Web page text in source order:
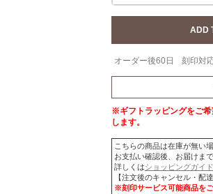
オーダー後60日 刻印対
※ギフトラッピングをご希
します。
こちらの商品は在庫が無い
お支払い確認後、お届けま
詳しくはショッピングガイ
【注文後のキャンセル・配
※刻印サービス可能商品を